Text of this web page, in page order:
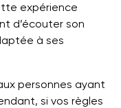
expérience
d’écouter son
à ses
personnes ayant
si vos règles